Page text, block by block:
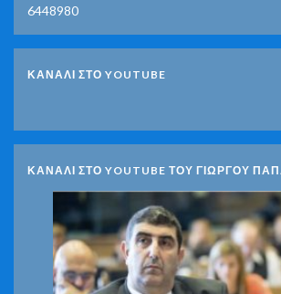
6448980
ΚΑΝΑΛΙ ΣΤΟ YOUTUBE
ΚΑΝΑΛΙ ΣΤΟ YOUTUBE ΤΟΥ ΓΙΩΡΓΟΥ